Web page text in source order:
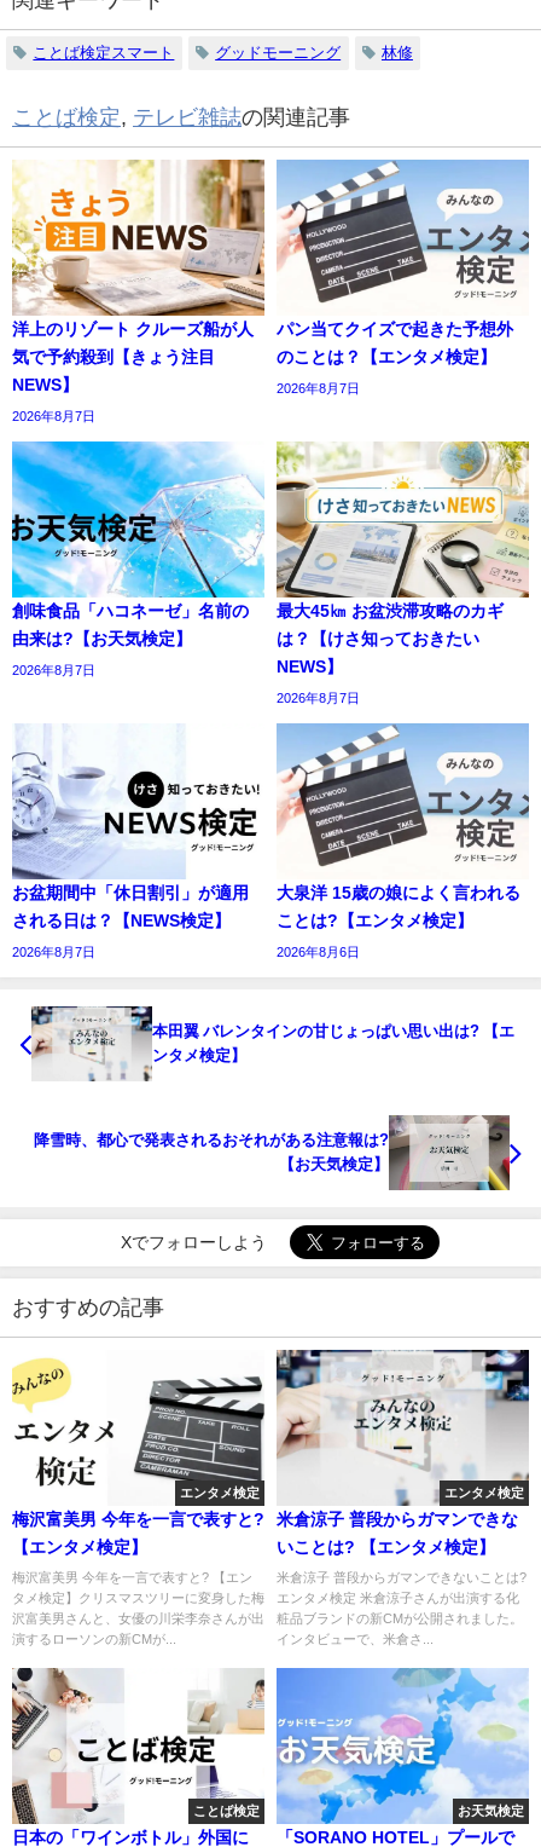
ことば検定スマート グッドモーニング 林修
ことば検定 テレビ雑誌の関連記事
洋上のリゾート クルーズ船が人
気で予約殺到【きょう注目
NEWS】
2026年8月7日
パン当てクイズで起きた予想外
のことは？【エンタメ検定】
2026年8月7日
創味食品「ハコネーゼ」名前の
由来は?【お天気検定】
2026年8月7日
最大45㎞ お盆渋滞攻略のカギ
は？【けさ知っておきたい
NEWS】
2026年8月7日
お盆期間中「休日割引」が適用
される日は？【NEWS検定】
2026年8月7日
大泉洋 15歳の娘によく言われる
ことは?【エンタメ検定】
2026年8月6日
本田翼 バレンタインの甘じょっぱい思い出は? 【エ
ンタメ検定】
降雪時、都心で発表されるおそれがある注意報は?
【お天気検定】
Xでフォローしよう
おすすめの記事
エンタメ検定
梅沢富美男 今年を一言で表すと?
【エンタメ検定】
梅沢富美男 今年を一言で表すと? 【エン
タメ検定】クリスマスツリーに変身した梅
沢富美男さんと、女優の川栄李奈さんが出
演するローソンの新CMが...
エンタメ検定
米倉涼子 普段からガマンできな
いことは? 【エンタメ検定】
米倉涼子 普段からガマンできないことは?
エンタメ検定 米倉涼子さんが出演する化
粧品ブランドの新CMが公開されました。
インタビューで、米倉さ...
ことば検定
日本の「ワインボトル」外国に
お天気検定
「SORANO HOTEL」プールで